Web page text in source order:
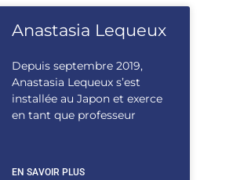
Anastasia Lequeux
Depuis septembre 2019,
Anastasia Lequeux s’est
installée au Japon et exerce
en tant que professeur
EN SAVOIR PLUS